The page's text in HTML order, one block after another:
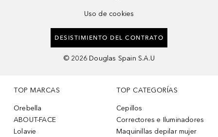
Uso de cookies
DESISTIMIENTO DEL CONTRATO
© 2026 Douglas Spain S.A.U
TOP MARCAS
Orebella
ABOUT-FACE
Lolavie
TOP CATEGORÍAS
Cepillos
Correctores e Iluminadores
Maquinillas depilar mujer